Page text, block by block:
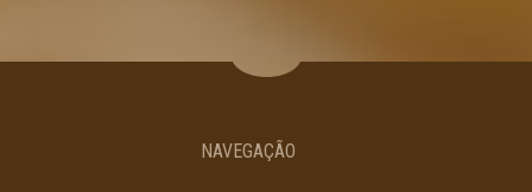
NAVEGAÇÃO